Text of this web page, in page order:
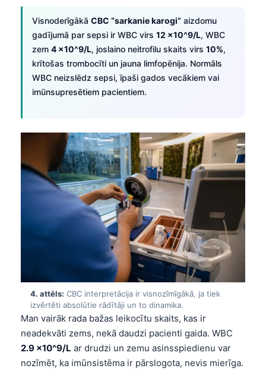
Visnoderīgākā CBC “sarkanie karogi” aizdomu
gadījumā par sepsi ir WBC virs 12 x10^9/L, WBC
zem 4 x10^9/L, joslaino neitrofilu skaits virs 10%,
krītošas trombocīti un jauna limfopēnija. Normāls
WBC neizslēdz sepsi, īpaši gados vecākiem vai
imūnsupresētiem pacientiem.
4. attēls: CBC interpretācija ir visnozīmīgākā, ja tiek
izvērtēti absolūtie rādītāji un to dinamika.
Man vairāk rada bažas leikocītu skaits, kas ir
neadekvāti zems, nekā daudzi pacienti gaida. WBC
2.9 x10^9/L ar drudzi un zemu asinsspiedienu var
nozīmēt, ka imūnsistēma ir pārslogota, nevis mierīga.